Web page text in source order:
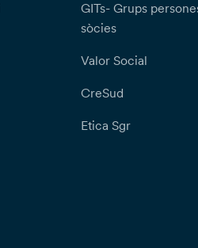
GITs- Grups
sòcies
Valor Social
CreSud
Etica Sgr